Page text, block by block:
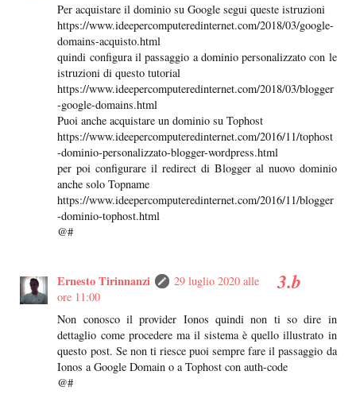
Per acquistare il dominio su Google segui queste istruzioni
https://www.ideepercomputeredinternet.com/2018/03/google-
domains-acquisto.html
quindi configura il passaggio a dominio personalizzato con le
istruzioni di questo tutorial
https://www.ideepercomputeredinternet.com/2018/03/blogger
-google-domains.html
Puoi anche acquistare un dominio su Tophost
https://www.ideepercomputeredinternet.com/2016/11/tophost
-dominio-personalizzato-blogger-wordpress.html
per poi configurare il redirect di Blogger al nuovo dominio
anche solo Topname
https://www.ideepercomputeredinternet.com/2016/11/blogger
-dominio-tophost.html
@#
Ernesto Tirinnanzi
29 luglio 2020 alle
ore 11:00
Non conosco il provider Ionos quindi non ti so dire in
dettaglio come procedere ma il sistema è quello illustrato in
questo post. Se non ti riesce puoi sempre fare il passaggio da
Ionos a Google Domain o a Tophost con auth-code
@#